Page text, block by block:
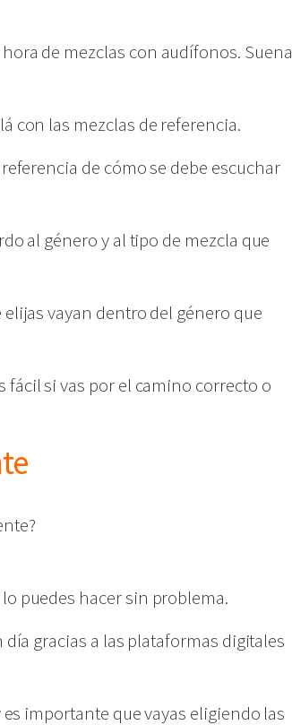
de mezclas con audífonos. Suena
con las mezclas de referencia.
de cómo se debe escuchar
al género y al tipo de mezcla que
vayan dentro del género que
fácil si vas por el camino correcto o
puedes hacer sin problema.
gracias a las plataformas digitales
importante que vayas eligiendo las